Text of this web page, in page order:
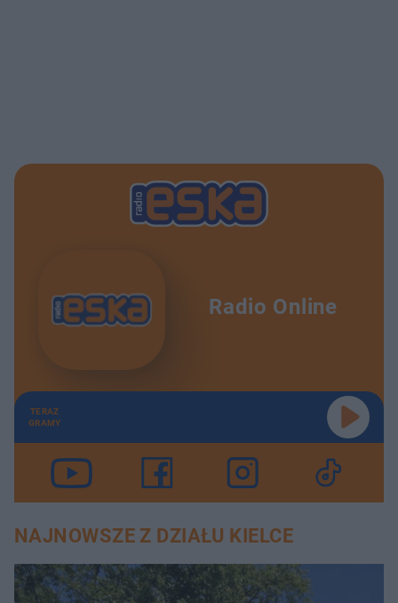
Radio Online
TERAZ
GRAMY
NAJNOWSZE Z DZIAŁU KIELCE